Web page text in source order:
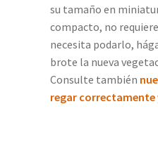
su tamaño en
compacto, no
necesita podarlo,
brote la nueva
Consulte también
regar correctamente